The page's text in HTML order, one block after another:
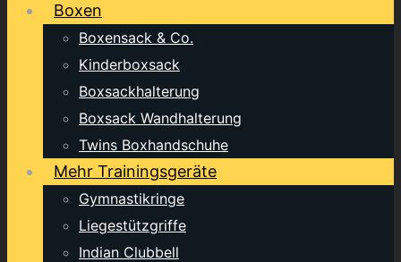
Boxen
Boxensack & Co.
Kinderboxsack
Boxsackhalterung
Boxsack Wandhalterung
Twins Boxhandschuhe
Mehr Trainingsgeräte
Gymnastikringe
Liegestützgriffe
Indian Clubbell